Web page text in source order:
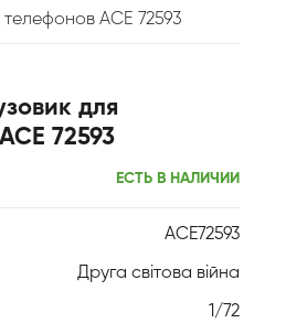
ACE 72593
для
72593
ЕСТЬ В НАЛИЧИИ
ACE72593
Друга світова війна
1/72